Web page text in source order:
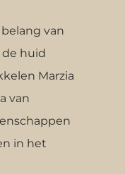
van
huid
Marzia
van
in het